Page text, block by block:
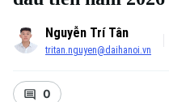
Nguyễn Trí Tân
tritan.nguyen@daihanoi.vn
0